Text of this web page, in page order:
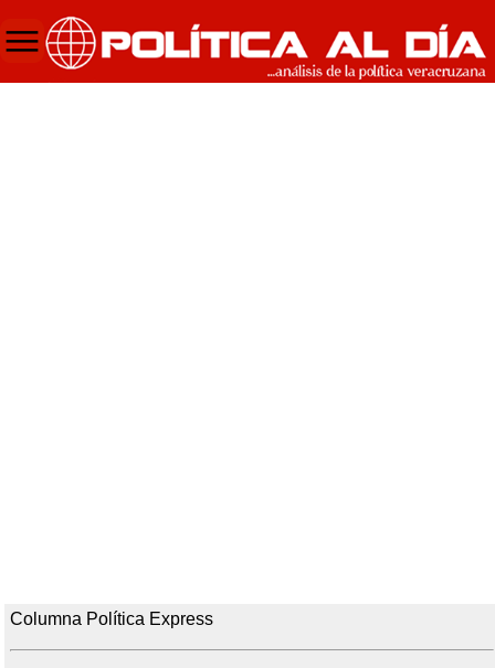
Columna Política Express